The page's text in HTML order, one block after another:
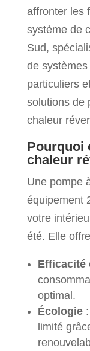
affronter les
système de
Sud,
de
particuliers
solutions de
chaleur
Pourquoi
chaleur
Une pompe
équipement
votre
été. Elle
Efficacité
optimal.
Écologie:
limité